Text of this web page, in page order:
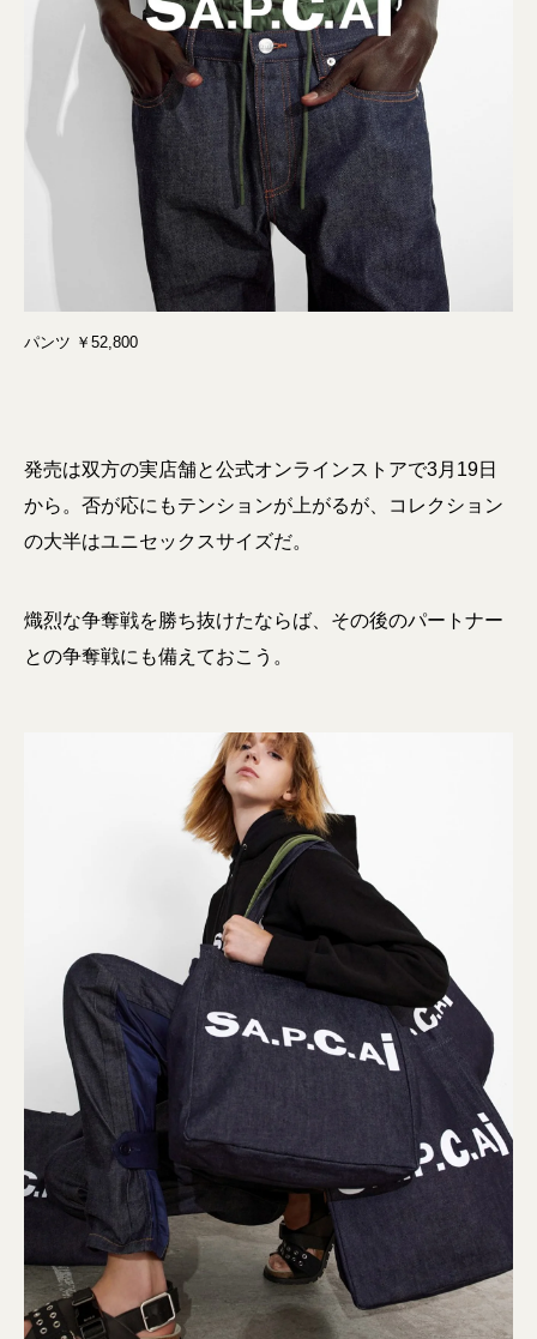
パンツ ￥52,800
発売は双方の実店舗と公式オンラインストアで3月19日
から。否が応にもテンションが上がるが、コレクション
の大半はユニセックスサイズだ。
熾烈な争奪戦を勝ち抜けたならば、その後のパートナー
との争奪戦にも備えておこう。